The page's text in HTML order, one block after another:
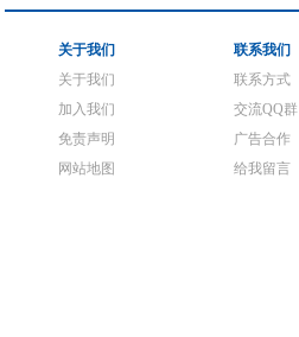
关于我们
关于我们
加入我们
免责声明
网站地图
联系我们
联系方式
交流QQ群
广告合作
给我留言